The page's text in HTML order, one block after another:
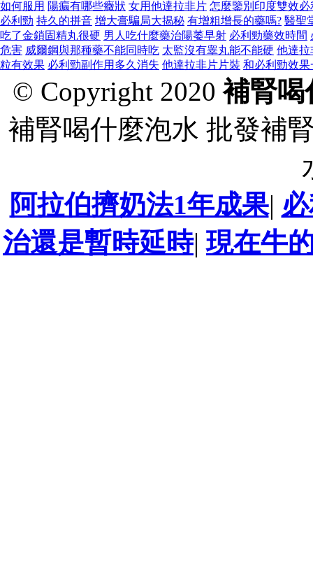
如何服用 陽瘺有哪些癥狀 女用他達拉非片 怎麼鑒別印度雙效必
必利勁 持久的拼音 增大膏騙局大揭秘 有增粗增長的藥嗎? 醫聖
吃了金鎖固精丸很硬 男人吃什麼藥治陽萎早射 必利勁藥效時間
危害 威爾鋼與那種藥不能同時吃 太監沒有睾丸能不能硬 他達拉
粒有效果 必利勁副作用多久消失 他達拉非片片裝 和必利勁效果
© Copyright 2020補腎喝
補腎喝什麼泡水 批發補
阿拉伯擠奶法1年成果|
治還是暫時延時|現在牛